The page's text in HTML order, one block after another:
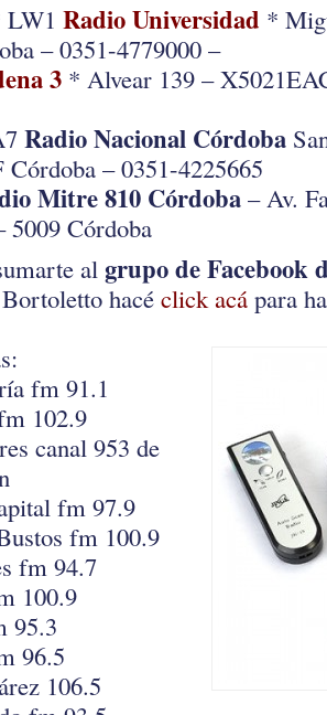
Radio Universidad *
– 0351-4779000 –
3 * Alvear 139 –
Radio Nacional Córdoba
– 0351-4225665
Mitre 810 Córdoba – Av.
5009 Córdoba
al grupo de Facebook
hacé click acá para
fm 91.1
102.9
canal 953 de
fm 97.9
fm 100.9
fm 94.7
100.9
95.3
96.5
106.5